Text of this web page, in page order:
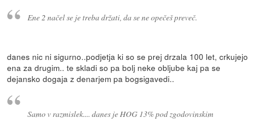
Ene 2 načel se je treba držati, da se ne opečeš preveč.
danes nic ni sigurno..podjetja ki so se prej drzala 100 let, crkujejo
ena za drugim.. te skladi so pa bolj neke obljube kaj pa se
dejansko dogaja z denarjem pa bogsigavedi..
Samo v razmislek.... danes je HOG 13% pod zgodovinskim